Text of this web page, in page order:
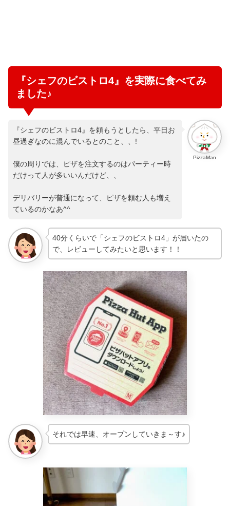
『シェフのビストロ4』を実際に食べてみ
ました♪
PizzaMan
『シェフのビストロ4』を頼もうとしたら、平日お
昼過ぎなのに混んでいるとのこと、、!
僕の周りでは、ピザを注文するのはパーティー時
だけって人が多いいんだけど、、
デリバリーが普通になって、ピザを頼む人も増え
ているのかなあ^^
40分くらいで「シェフのビストロ4」が届いたの
で、レビューしてみたいと思います！！
それでは早速、オープンしていきま～す♪